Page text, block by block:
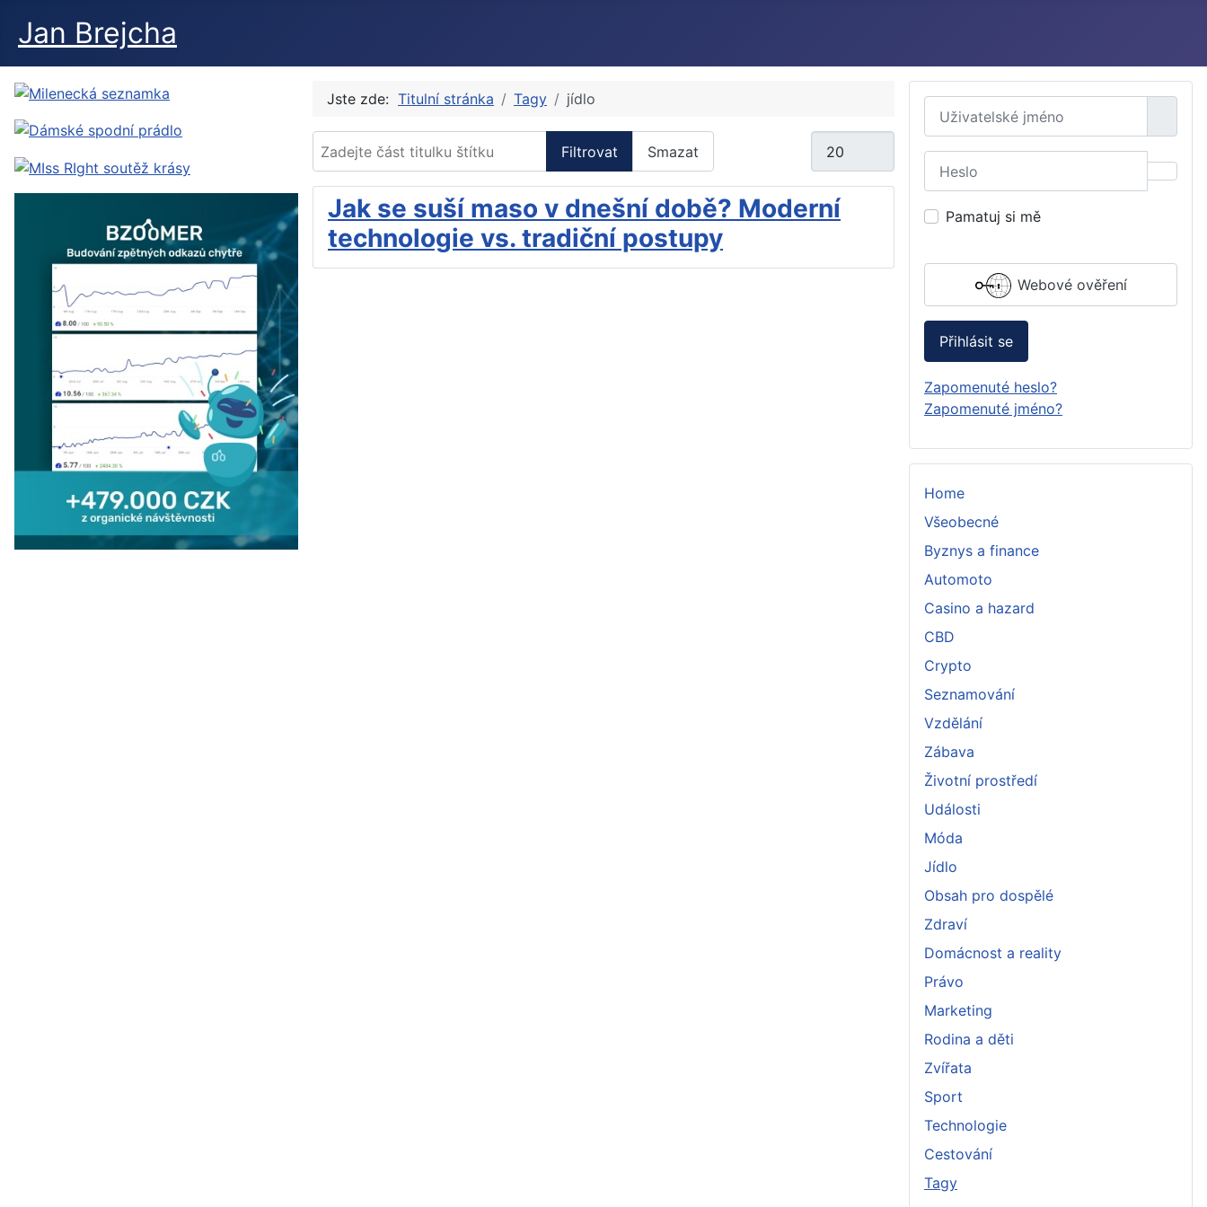
Jan Brejcha
Jste zde: Titulní stránka Tagy jídlo
Zadejte část titulku štítku
Filtrovat Smazat
Jak se suší maso v dnešní době? Moderní
technologie vs. tradiční postupy
Uživatelské jméno
Pamatuj si mě
Webové ověření
Přihlásit se
Zapomenuté heslo?
Zapomenuté jméno?
Home
Všeobecné
Byznys a finance
Automoto
Casino a hazard
CBD
Crypto
Seznamování
Vzdělání
Zábava
Životní prostředí
Události
Móda
Jídlo
Obsah pro dospělé
Zdraví
Domácnost a reality
Právo
Marketing
Rodina a děti
Zvířata
Sport
Technologie
Cestování
Tagy